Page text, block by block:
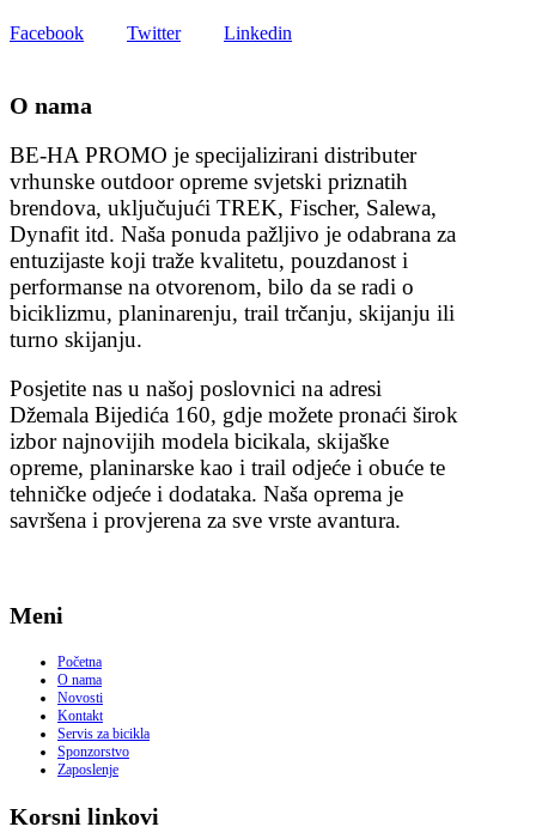
Facebook Twitter Linkedin
O nama
BE-HA PROMO je specijalizirani distributer
vrhunske outdoor opreme svjetski priznatih
brendova, uključujući TREK, Fischer, Salewa,
Dynafit itd. Naša ponuda pažljivo je odabrana za
entuzijaste koji traže kvalitetu, pouzdanost i
performanse na otvorenom, bilo da se radi o
biciklizmu, planinarenju, trail trčanju, skijanju ili
turno skijanju.
Posjetite nas u našoj poslovnici na adresi
Džemala Bijedića 160, gdje možete pronaći širok
izbor najnovijih modela bicikala, skijaške
opreme, planinarske kao i trail odjeće i obuće te
tehničke odjeće i dodataka. Naša oprema je
savršena i provjerena za sve vrste avantura.
Meni
Početna
O nama
Novosti
Kontakt
Servis za bicikla
Sponzorstvo
Zaposlenje
Korsni linkovi